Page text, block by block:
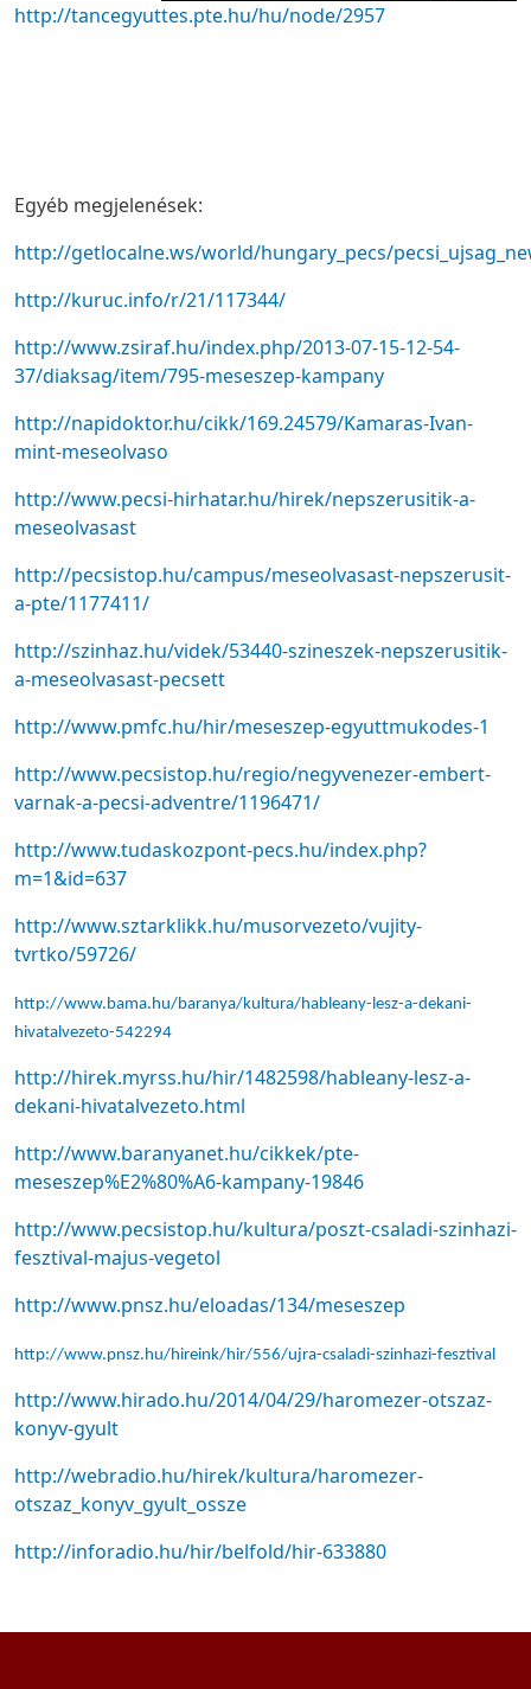
http://tancegyuttes.pte.hu/hu/node/2957
Egyéb megjelenések:
http://getlocalne.ws/world/hungary_pecs/
http://kuruc.info/r/21/117344/
http://www.zsiraf.hu/index.php/2013-07-15-12-54-
37/diaksag/item/795-meseszep-kampany
http://napidoktor.hu/cikk/169.24579/Kamaras-Ivan-
mint-meseolvaso
http://www.pecsi-hirhatar.hu/hirek/nepszerusitik-a-
meseolvasast
http://pecsistop.hu/campus/meseolvasast-nepszerusit-
a-pte/1177411/
http://szinhaz.hu/videk/53440-szineszek-nepszerusitik-
a-meseolvasast-pecsett
http://www.pmfc.hu/hir/meseszep-egyuttmukodes-1
http://www.pecsistop.hu/regio/negyvenezer-embert-
varnak-a-pecsi-adventre/1196471/
http://www.tudaskozpont-pecs.hu/index.php?
m=1&id=637
http://www.sztarklikk.hu/musorvezeto/vujity-
tvrtko/59726/
http://www.bama.hu/baranya/kultura/hableany-lesz-a-dekani-
hivatalvezeto-542294
http://hirek.myrss.hu/hir/1482598/hableany-lesz-a-
dekani-hivatalvezeto.html
http://www.baranyanet.hu/cikkek/pte-
meseszep%E2%80%A6-kampany-19846
http://www.pecsistop.hu/kultura/poszt-csaladi-szinhazi-
fesztival-majus-vegetol
http://www.pnsz.hu/eloadas/134/meseszep
http://www.pnsz.hu/hireink/hir/556/ujra-csaladi-szinhazi-fesztival
http://www.hirado.hu/2014/04/29/haromezer-otszaz-
konyv-gyult
http://webradio.hu/hirek/kultura/haromezer-
otszaz_konyv_gyult_ossze
http://inforadio.hu/hir/belfold/hir-633880